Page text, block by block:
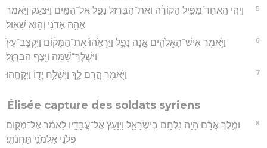
5
וַיְהִ֤י הָֽאֶחָד֙ מַפִּ֣יל הַקּוֹרָ֔ה וְאֶת־הַבַּרְזֶ֖ל נָפַ֣ל אֶל־הַמָּ֑יִם וַיִּצְעַ֥ק וַיֹּ֛אמֶר
אֲהָ֥הּ אֲדֹנִ֖י וְה֥וּא שָׁאֽוּל׃
6
וַיֹּ֥אמֶר אִישׁ־הָאֱלֹהִ֖ים אָ֣נָה נָפָ֑ל וַיַּרְאֵ֙הוּ֙ אֶת־הַמָּק֔וֹם וַיִּקְצָב־עֵץ֙
וַיַּשְׁלֶךְ־שָׁ֔מָּה וַיָּ֖צֶף הַבַּרְזֶֽל׃
7 וַיֹּ֖אמֶר הָ֣רֶם לָ֑ךְ וַיִּשְׁלַ֥ח יָד֖וֹ וַיִּקָּחֵֽהוּ׃
Élisée capture des soldats syriens
8
וּמֶ֣לֶךְ אֲרָ֔ם הָיָ֥ה נִלְחָ֖ם בְּיִשְׂרָאֵ֑ל וַיִּוָּעַץ֙ אֶל־עֲבָדָ֣יו לֵאמֹ֗ר אֶל־מְק֛וֹם
פְּלֹנִ֥י אַלְמֹנִ֖י תַּחֲנֹתִֽי׃